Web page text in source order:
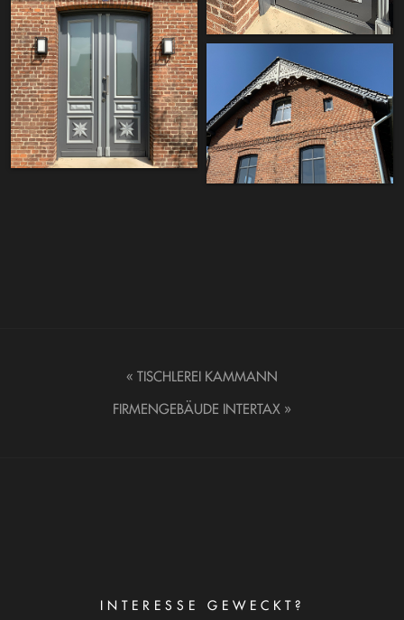
« TISCHLEREI KAMMANN
FIRMENGEBÄUDE INTERTAX »
INTERESSE GEWECKT?